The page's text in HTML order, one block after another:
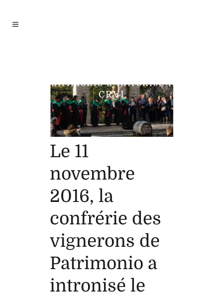
Patrimonio a intronisé le
CRVI
Le 11
novembre
2016, la
confrérie des
vignerons de
Patrimonio a
intronisé le